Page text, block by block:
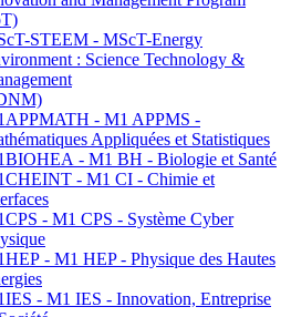
STEEM - MScT-Energy
: Science Technology &
- M1 APPMS -
Appliquées et Statistiques
- M1 BH - Biologie et Santé
- M1 CI - Chimie et
- M1 CPS - Système Cyber
- M1 HEP - Physique des Hautes
- M1 IES - Innovation, Entreprise